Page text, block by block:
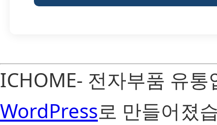
ICHOME- 전자부품 유
WordPress로 만들어졌